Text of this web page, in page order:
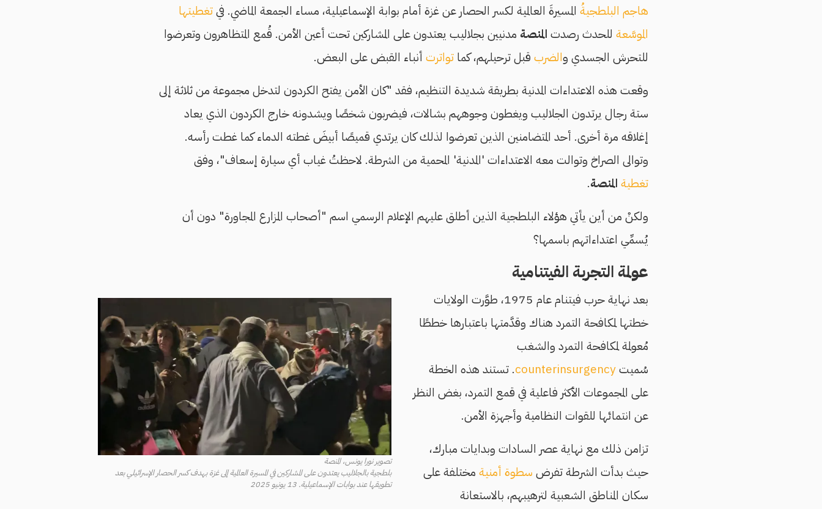
هاجم البلطجيةُالمسيرةَ العالمية لكسر الحصار عن غزة أمام بوابة الإسماعيلية، مساء الجمعة الماضي. فيتغطيتها
الموسَّعةللحدث رصدت المنصة مدنيين بجلاليب يعتدون على المشاركين تحت أعين الأمن. قُمع المتظاهرون وتعرضوا
للتحرش الجسدي والضربقبل ترحيلهم، كما تواترتأنباء القبض على البعض.
وقعت هذه الاعتداءات المدنية بطريقة شديدة التنظيم، فقد "كان الأمن يفتح الكردون لتدخل مجموعة من ثلاثة إلى
ستة رجال يرتدون الجلاليب ويغطون وجوههم بشالات، فيضربون شخصًا ويشدونه خارج الكردون الذي يعاد
إغلاقه مرة أخرى. أحد المتضامنين الذين تعرضوا لذلك كان يرتدي قميصًا أبيضَ غطته الدماء كما غطت رأسه.
وتوالى الصراخ وتوالت معه الاعتداءات 'المدنية' المحمية من الشرطة. لاحظتُ غياب أي سيارة إسعاف"، وفق
تغطية المنصة.
ولكنْ من أين يأتي هؤلاء البلطجية الذين أطلق عليهم الإعلام الرسمي اسم "أصحاب المزارع المجاورة" دون أن
يُسمِّي اعتداءاتهم باسمها؟
عولمة التجربة الفيتنامية
تصوير نورا يونس، المنصة
بلطجية بالجلاليب يعتدون على المشاركين في المسيرة العالمية إلى غزة بهدف كسر الحصار الإسرائيلي بعد
تطويقها عند بوابات الإسماعيلية. 13 يونيو 2025
بعد نهاية حرب فيتنام عام 1975، طوَّرت الولايات
خطتها لمكافحة التمرد هناك وقدَّمتها باعتبارها خططًا
مُعولمة لمكافحة التمرد والشغب
سُميتcounterinsurgency. تستند هذه الخطة
على المجموعات الأكثر فاعلية في قمع التمرد، بغض النظر
عن انتمائها للقوات النظامية وأجهزة الأمن.
تزامن ذلك مع نهاية عصر السادات وبدايات مبارك،
حيث بدأت الشرطة تفرض سطوة أمنيةمختلفة على
سكان المناطق الشعبية لترهيبهم، بالاستعانة